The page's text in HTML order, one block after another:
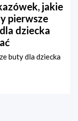
jakie
pierwsze
dziecka
buty dla dziecka